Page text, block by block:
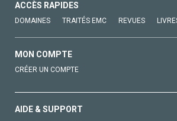
ACCÈS RAPIDES
DOMAINES TRAITÉS EMC REVUES
MON COMPTE
CRÉER UN COMPTE
AIDE & SUPPORT